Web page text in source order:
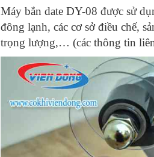
Máy bắn date DY-08 được sử
đông lạnh, các cơ sở điều chế,
trọng lượng,… (các thông tin